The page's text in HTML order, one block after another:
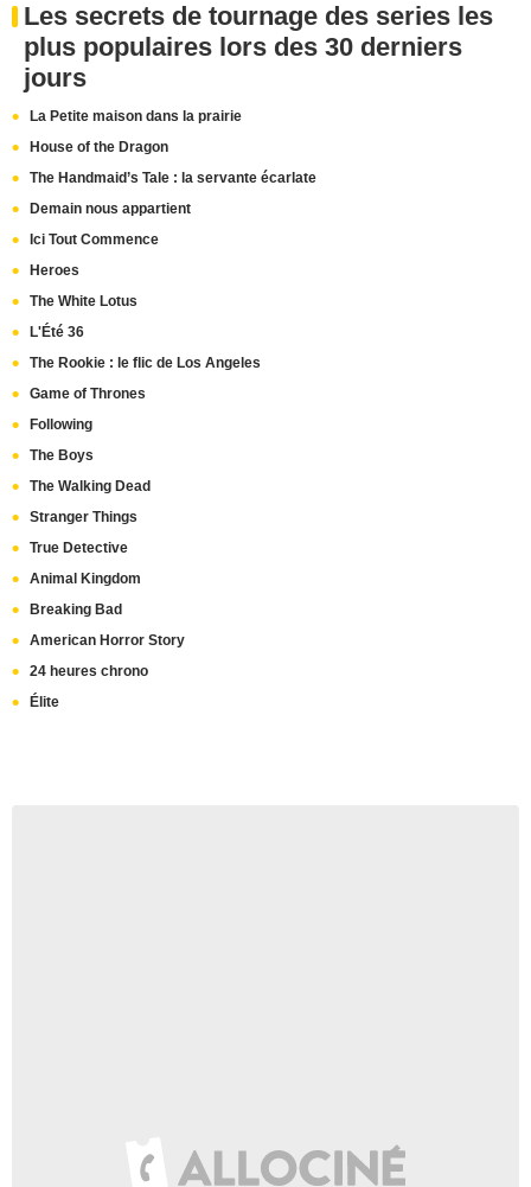
Les secrets de tournage des series les
plus populaires lors des 30 derniers
jours
La Petite maison dans la prairie
House of the Dragon
The Handmaid’s Tale : la servante écarlate
Demain nous appartient
Ici Tout Commence
Heroes
The White Lotus
L'Été 36
The Rookie : le flic de Los Angeles
Game of Thrones
Following
The Boys
The Walking Dead
Stranger Things
True Detective
Animal Kingdom
Breaking Bad
American Horror Story
24 heures chrono
Élite